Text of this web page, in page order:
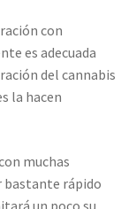
con
es adecuada
del cannabis
la hacen
muchas
bastante rápido
un poco su